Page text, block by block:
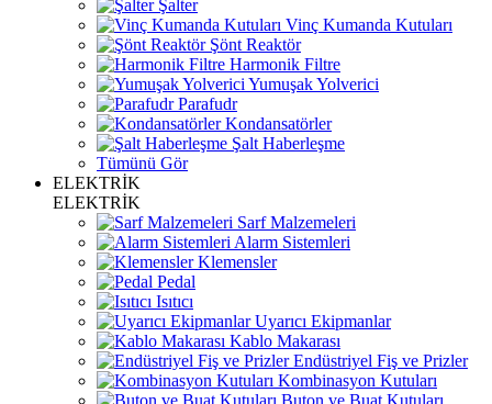
Şalter
Vinç Kumanda Kutuları
Şönt Reaktör
Harmonik Filtre
Yumuşak Yolverici
Parafudr
Kondansatörler
Şalt Haberleşme
Tümünü Gör
ELEKTRİK
ELEKTRİK
Sarf Malzemeleri
Alarm Sistemleri
Klemensler
Pedal
Isıtıcı
Uyarıcı Ekipmanlar
Kablo Makarası
Endüstriyel Fiş ve Prizler
Kombinasyon Kutuları
Buton ve Buat Kutuları